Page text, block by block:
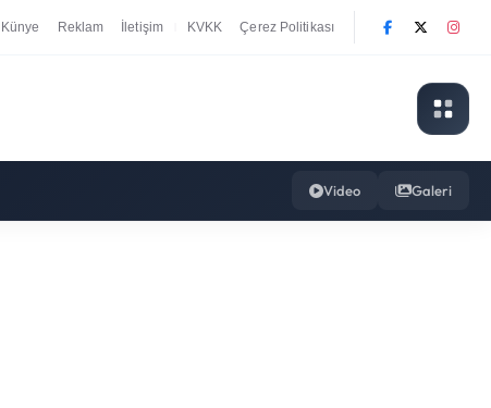
Künye Reklam İletişim KVKK Çerez Politikası
Video Galeri